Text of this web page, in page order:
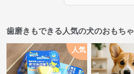
歯磨きもできる人気の犬のおもちゃ
人気